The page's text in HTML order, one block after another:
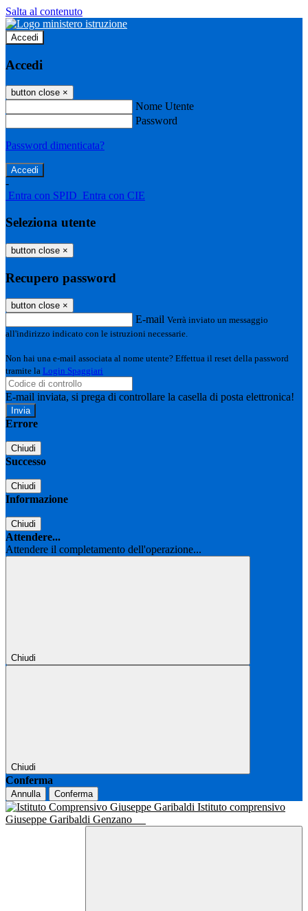
Salta al contenuto
Accedi
Accedi
button close ×
Nome Utente
Password
Password dimenticata?
-
Entra con SPID Entra con CIE
Seleziona utente
button close ×
Recupero password
button close ×
E-mail Verrà inviato un messaggio
all'indirizzo indicato con le istruzioni necessarie.
Non hai una e-mail associata al nome utente? Effettua il reset della password
tramite la Login Spaggiari
E-mail inviata, si prega di controllare la casella di posta elettronica!
Errore
Chiudi
Successo
Chiudi
Informazione
Chiudi
Attendere...
Attendere il completamento dell'operazione...
Chiudi
Chiudi
Conferma
Annulla Conferma
Istituto comprensivo
Giuseppe Garibaldi Genzano